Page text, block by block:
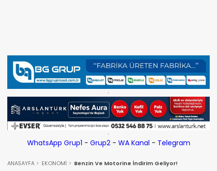
WhatsApp Grup1 - Grup2- WA Kanal - Telegram
ANASAYFA EKONOMİ Benzin Ve Motorine İndirim Geliyor!